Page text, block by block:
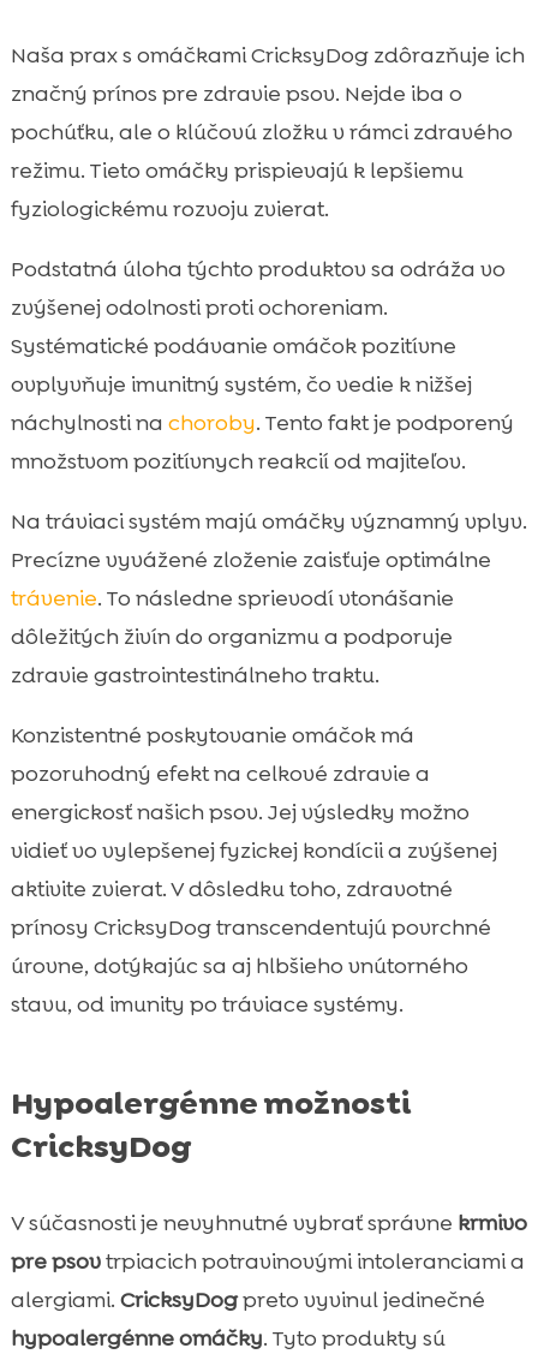
Naša prax s omáčkami CricksyDog zdôrazňuje ich
značný prínos pre zdravie psov. Nejde iba o
pochúťku, ale o klúčovú zložku v rámci zdravého
režimu. Tieto omáčky prispievajú k lepšiemu
fyziologickému rozvoju zvierat.
Podstatná úloha týchto produktov sa odráža vo
zvýšenej odolnosti proti ochoreniam.
Systématické podávanie omáčok pozitívne
ovplyvňuje imunitný systém, čo vedie k nižšej
náchylnosti na choroby. Tento fakt je podporený
množstvom pozitívnych reakcií od majiteľov.
Na tráviaci systém majú omáčky významný vplyv.
Precízne vyvážené zloženie zaisťuje optimálne
trávenie. To následne sprievodí vtonášanie
dôležitých živín do organizmu a podporuje
zdravie gastrointestinálneho traktu.
Konzistentné poskytovanie omáčok má
pozoruhodný efekt na celkové zdravie a
energickosť našich psov. Jej výsledky možno
vidieť vo vylepšenej fyzickej kondícii a zvýšenej
aktivite zvierat. V dôsledku toho, zdravotné
prínosy CricksyDog transcendentujú povrchné
úrovne, dotýkajúc sa aj hlbšieho vnútorného
stavu, od imunity po tráviace systémy.
Hypoalergénne možnosti
CricksyDog
V súčasnosti je nevyhnutné vybrať správne krmivo
pre psovtrpiacich potravinovými intoleranciami a
alergiami. CricksyDogpreto vyvinul jedinečné
hypoalergénne omáčky. Tyto produkty sú